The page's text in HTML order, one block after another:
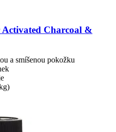
Activated Charcoal &
a smíšenou pokožku